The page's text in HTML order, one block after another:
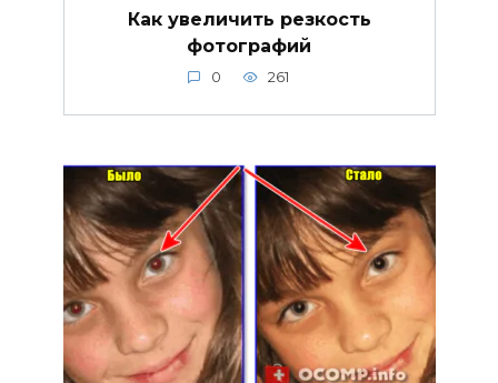
Как увеличить резкость
фотографий
0 261